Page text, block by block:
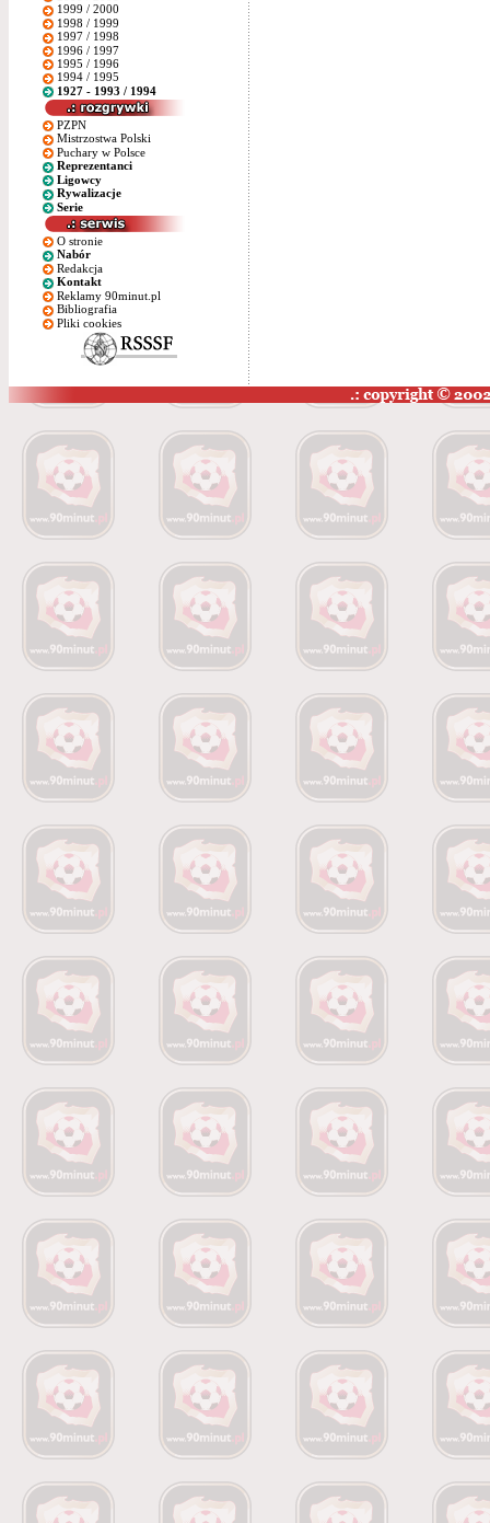
1999 / 2000
1998 / 1999
1997 / 1998
1996 / 1997
1995 / 1996
1994 / 1995
1927 - 1993 / 1994
PZPN
Mistrzostwa Polski
Puchary w Polsce
Reprezentanci
Ligowcy
Rywalizacje
Serie
O stronie
Nabór
Redakcja
Kontakt
Reklamy 90minut.pl
Bibliografia
Pliki cookies